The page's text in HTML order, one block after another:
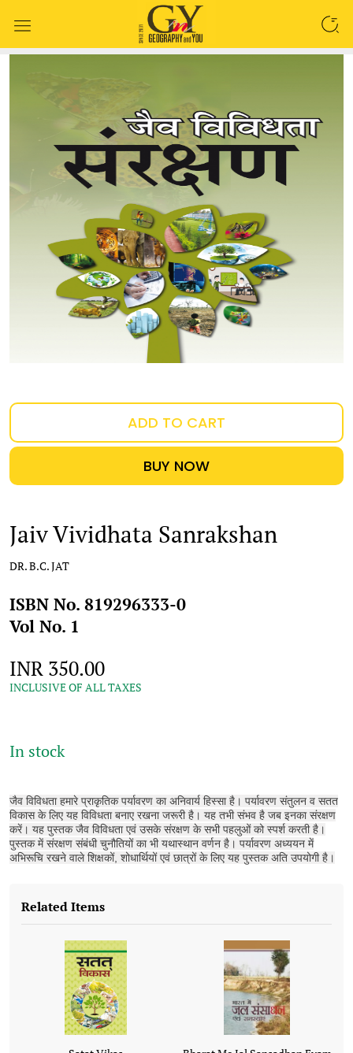
ADD TO CART
BUY NOW
Jaiv Vividhata Sanrakshan
DR. B.C. JAT
ISBN No. 819296333-0
Vol No. 1
INR 350.00
INCLUSIVE OF ALL TAXES
In stock
जैव विविधता हमारे प्राकृतिक पर्यावरण का अनिवार्य हिस्सा है। पर्यावरण संतुलन व सतत
विकास के लिए यह विविधता बनाए रखना जरूरी है। यह तभी संभव है जब इनका संरक्षण
करें। यह पुस्तक जैव विविधता एवं उसके संरक्षण के सभी पहलुओं को स्पर्श करती है।
पुस्तक में संरक्षण संबंधी चुनौतियों का भी यथास्थान वर्णन है। पर्यावरण अध्ययन में
अभिरूचि रखने वाले शिक्षकों, शोधार्थियों एवं छात्रों के लिए यह पुस्तक अति उपयोगी है।
Related Items